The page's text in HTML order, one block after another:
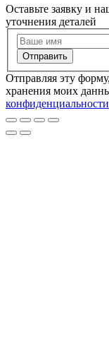
Оставьте заявку и
уточнения деталей
Отправить
Отправляя эту
хранения моих
конфиденциальности